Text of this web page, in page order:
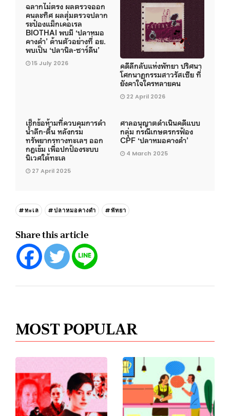
ฉลากไม่ตรง ผลตรวจออก
คนละทิศ ผลสุ่มตรวจปลาก
ระป๋องแม็กเคอเรล
BIOTHAI พบมี ‘ปลาหมอ
คางดำ’ ด้านตัวอย่างที่ อย.
พบเป็น ‘ปลานิล-ซาร์ดีน’
15 July 2026
คดีลึกลับแห่งพัทยา ปริศนา
โศกนาฏกรรมสาวรัสเซีย ที่
ยังคาใจใครหลายคน
22 April 2026
เช็กข้อห้ามที่ควบคุมการดำ
น้ำลึก-ตื้น หลังกรม
ทรัพยากรทางทะเลฯ ออก
กฎเข้ม เพื่อปกป้องระบบ
นิเวศใต้ทะเล
27 April 2025
ศาลอนุญาตดำเนินคดีแบบ
กลุ่ม กรณีเกษตรกรฟ้อง
CPF ‘ปลาหมอคางดำ’
4 March 2025
#ทะเล #ปลาหมอคางดำ #พัทยา
Share this article
MOST POPULAR